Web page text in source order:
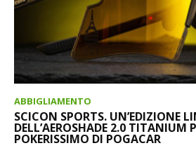
ABBIGLIAMENTO
SCICON SPORTS. UN’EDIZIONE
DELL’AEROSHADE 2.0 TITANIUM
POKERISSIMO DI POGACAR